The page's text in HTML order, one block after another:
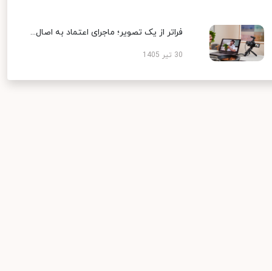
فراتر از یک تصویر؛ ماجرای اعتماد به اصال...
30 تیر 1405